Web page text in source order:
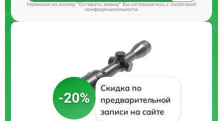
Нажимая на кнопку "Оставить заявку" Вы соглашаетесь cполитикой
конфиденциальности
-20%
Скидка по
предварительной
записи на сайте